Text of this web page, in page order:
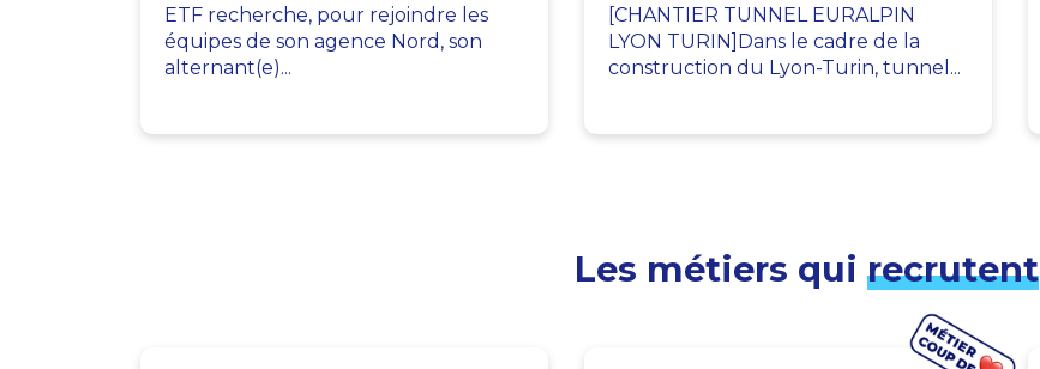
ETF recherche, pour rejoindre les
équipes de son agence Nord, son
alternant(e)...
[CHANTIER TUNNEL EURALPIN
LYON TURIN]Dans le cadre de la
construction du Lyon-Turin, tunnel...
Les métiers qui recrutent